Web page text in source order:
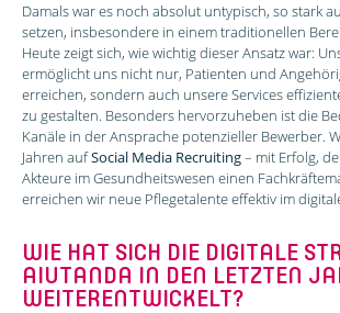
Damals war es noch absolut untypisch, so stark
setzen, insbesondere in einem traditionellen
Heute zeigt sich, wie wichtig dieser Ansatz war:
ermöglicht uns nicht nur, Patienten und
erreichen, sondern auch unsere Services
zu gestalten. Besonders hervorzuheben ist die
Kanäle in der Ansprache potenzieller Bewerber.
Jahren aufSocial Media Recruiting– mit Erfolg,
Akteure im Gesundheitswesen einen
erreichen wir neue Pflegetalente effektiv im
WIE HAT SICH DIE DIGITALE
AIUTANDA IN DEN LETZTEN
WEITERENTWICKELT?